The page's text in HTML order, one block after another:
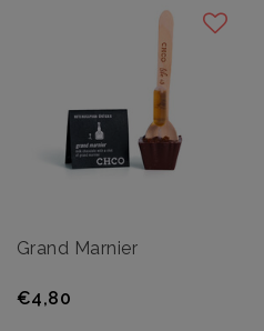
Grand Marnier
€4,80